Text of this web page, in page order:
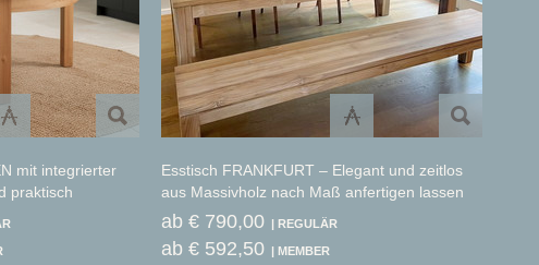
mit integrierter
praktisch
Esstisch FRANKFURT – Elegant und zeitlos
aus Massivholz nach Maß anfertigen lassen
ab € 790,00
ab € 592,50